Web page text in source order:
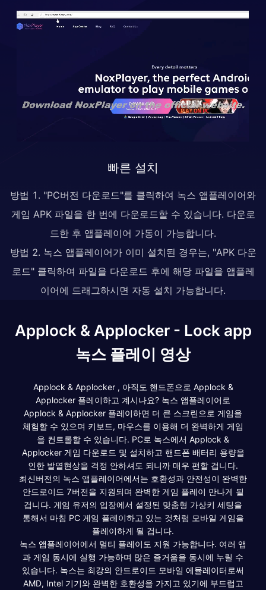
빠른 설치
방법 1. "PC버전 다운로드"를 클릭하여 녹스 앱플레이어와
게임 APK 파일을 한 번에 다운로드할 수 있습니다. 다운로
드한 후 앱플레이어 가동이 가능합니다.
방법 2. 녹스 앱플레이어가 이미 설치된 경우는, "APK 다운
로드" 클릭하여 파일을 다운로드 후에 해당 파일을 앱플레
이어에 드래그하시면 자동 설치 가능합니다.
Applock & Applocker - Lock app
녹스 플레이 영상
Applock & Applocker , 아직도 핸드폰으로 Applock &
Applocker 플레이하고 계시나요? 녹스 앱플레이어로
Applock & Applocker 플레이하면 더 큰 스크린으로 게임을
체험할 수 있으며 키보드, 마우스를 이용해 더 완벽하게 게임
을 컨트롤할 수 있습니다. PC로 녹스에서 Applock &
Applocker 게임 다운로드 및 설치하고 핸드폰 배터리 용량을
인한 발열현상을 걱정 안하셔도 되니까 매우 편할 겁니다.
최신버전의 녹스 앱플레이어에서는 호환성과 안전성이 완벽한
안드로이드 7버전을 지원되며 완벽한 게임 플레이 만나게 될
겁니다. 게임 유저의 입장에서 설정된 맞춤형 가상키 세팅을
통해서 마침 PC 게임 플레이하고 있는 것처럼 모바일 게임을
플레이하게 될 겁니다.
녹스 앱플레이어에서 멀티 플레이도 지원 가능합니다. 여러 앱
과 게임 동시에 실행 가능하며 많은 즐거움을 동시에 누릴 수
있습니다. 녹스는 최강의 안드로이드 모바일 에뮬레이터로써
AMD, Intel 기기와 완벽한 호환성을 가지고 있기에 부드럽고